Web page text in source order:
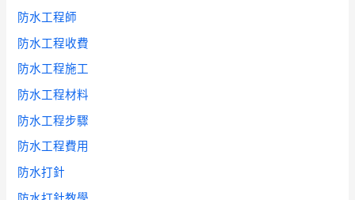
防水工程師
防水工程收費
防水工程施工
防水工程材料
防水工程步驟
防水工程費用
防水打針